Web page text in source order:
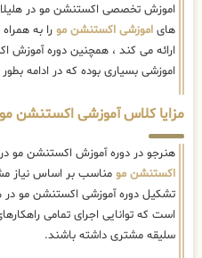
اموزش تخصصی اکستنشن مو در
های اموزشی اکستنشن مو را به همراه
ارائه می کند ، همچنین دوره آموزش
اموزشی بسیاری بوده که در ادامه
مزایا کلاس آموزشی اکستنشن
هنرجو در دوره آموزش اکستنشن مو
اکستنشن مو مناسب بر اساس نیاز
تشکیل دوره آموزشی اکستنشن مو در
است که توانایی اجرای تمامی
سلیقه مشتری داشته باشند.